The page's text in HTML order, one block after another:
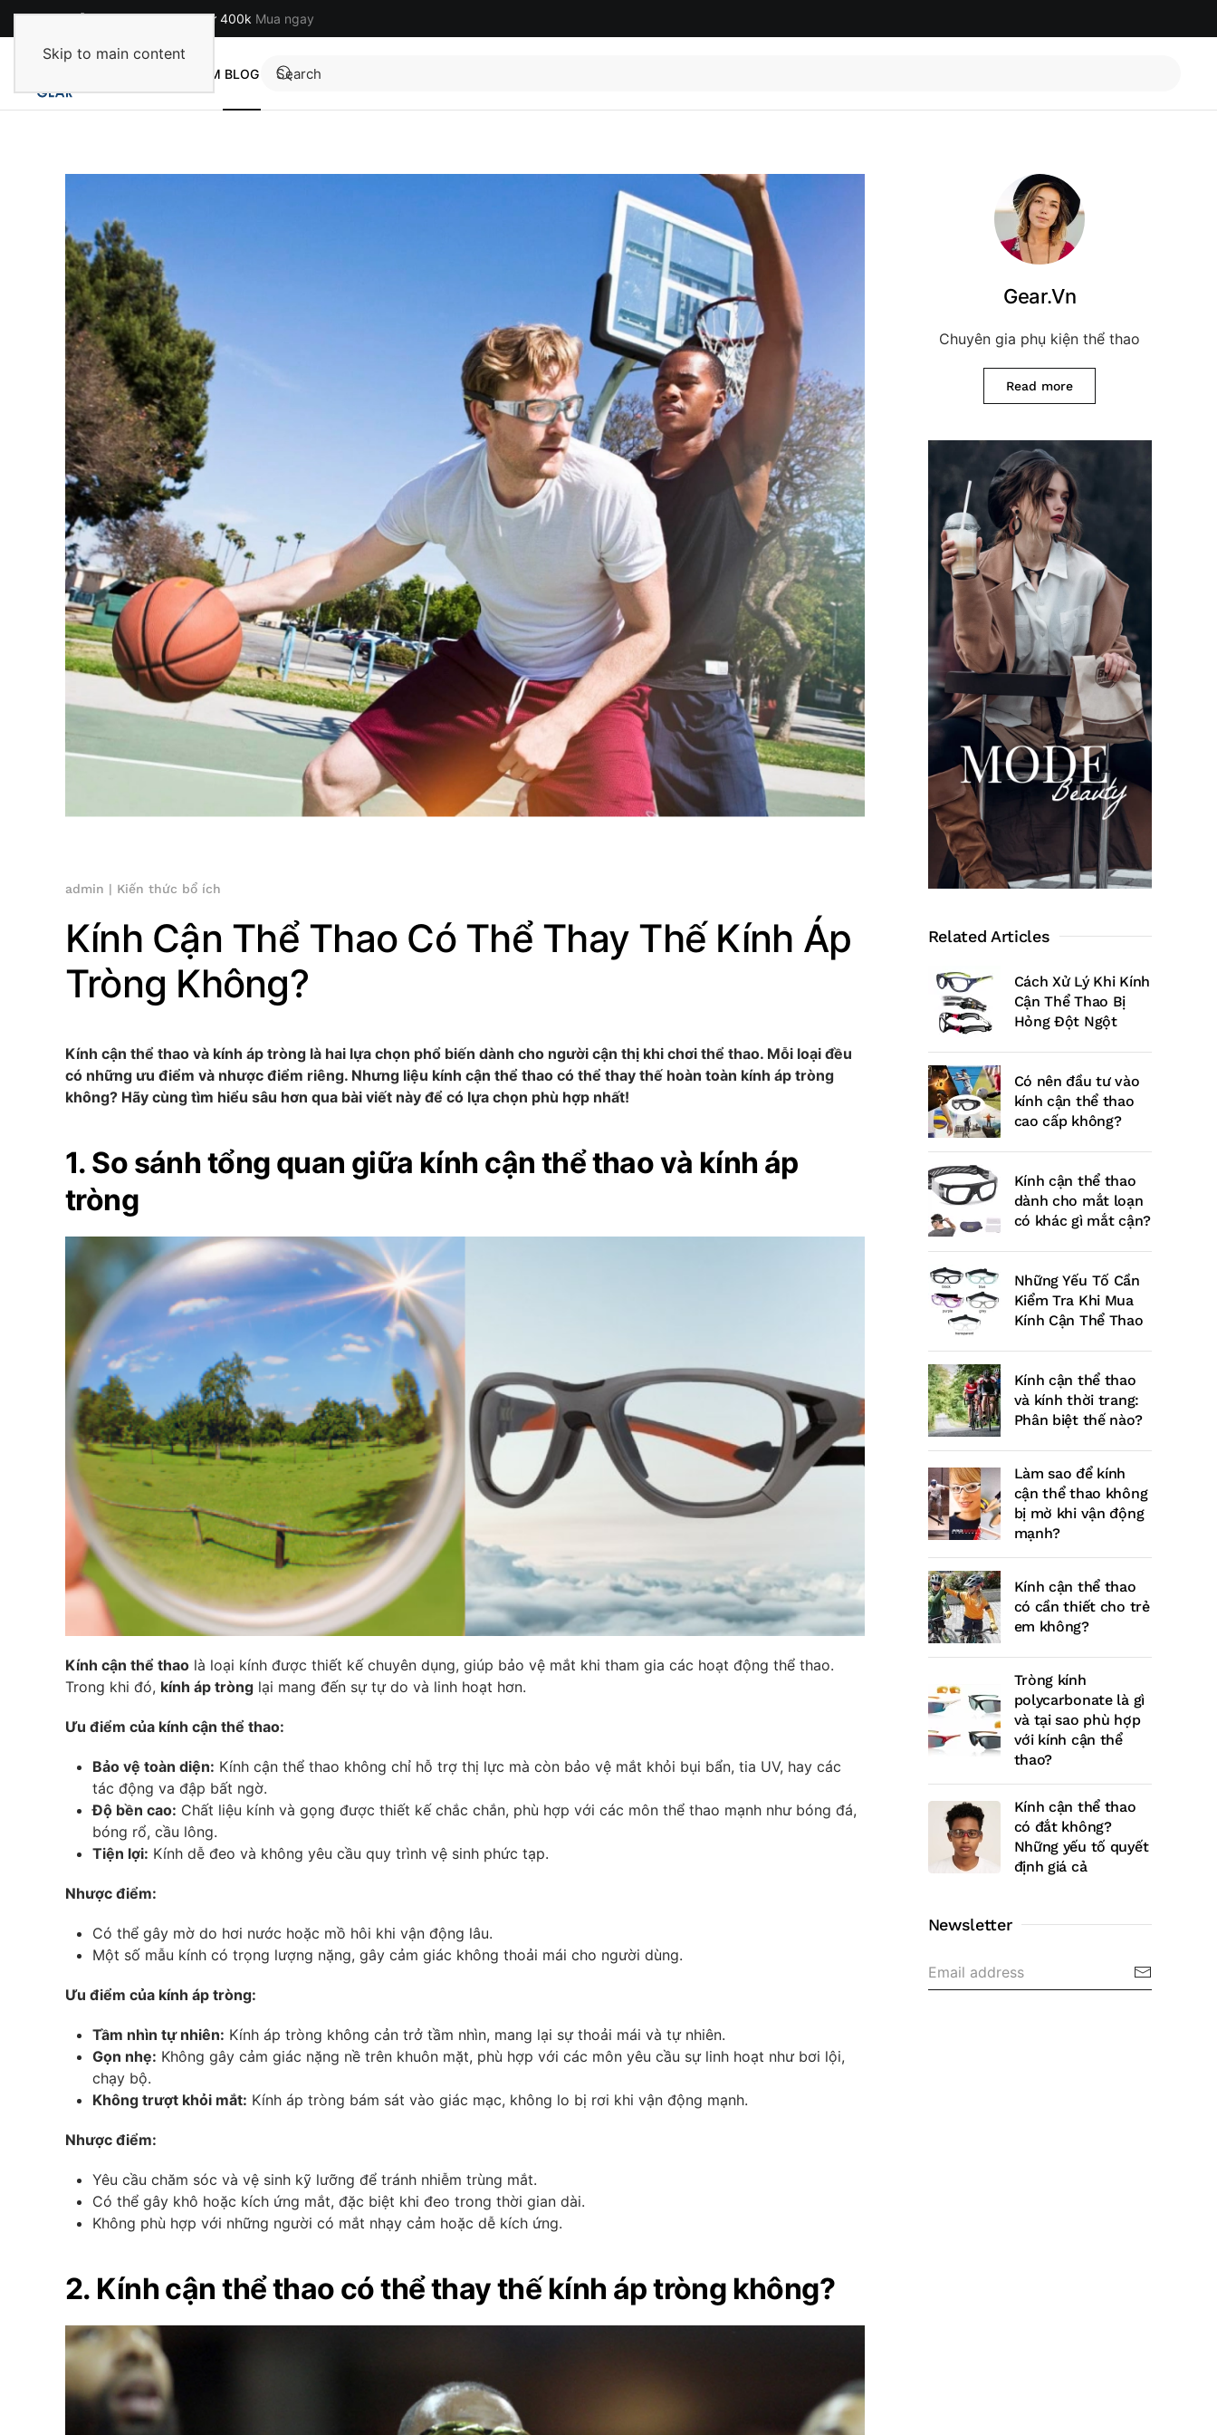
Skip to main content
Miễn phí cho đơn hàng từ 400k Mua ngay
SẢN PHẨM BLOG
admin | Kiến thức bổ ích
Kính Cận Thể Thao Có Thể Thay Thế Kính Áp
Tròng Không?
Kính cận thể thao và kính áp tròng là hai lựa chọn phổ biến dành cho người cận thị khi chơi thể thao. Mỗi loại đều
có những ưu điểm và nhược điểm riêng. Nhưng liệu kính cận thể thao có thể thay thế hoàn toàn kính áp tròng
không? Hãy cùng tìm hiểu sâu hơn qua bài viết này để có lựa chọn phù hợp nhất!
1. So sánh tổng quan giữa kính cận thể thao và kính áp
tròng
Kính cận thể thao là loại kính được thiết kế chuyên dụng, giúp bảo vệ mắt khi tham gia các hoạt động thể thao.
Trong khi đó, kính áp tròng lại mang đến sự tự do và linh hoạt hơn.
Ưu điểm của kính cận thể thao:
Bảo vệ toàn diện: Kính cận thể thao không chỉ hỗ trợ thị lực mà còn bảo vệ mắt khỏi bụi bẩn, tia UV, hay các
tác động va đập bất ngờ.
Độ bền cao: Chất liệu kính và gọng được thiết kế chắc chắn, phù hợp với các môn thể thao mạnh như bóng đá,
bóng rổ, cầu lông.
Tiện lợi: Kính dễ đeo và không yêu cầu quy trình vệ sinh phức tạp.
Nhược điểm:
Có thể gây mờ do hơi nước hoặc mồ hôi khi vận động lâu.
Một số mẫu kính có trọng lượng nặng, gây cảm giác không thoải mái cho người dùng.
Ưu điểm của kính áp tròng:
Tầm nhìn tự nhiên: Kính áp tròng không cản trở tầm nhìn, mang lại sự thoải mái và tự nhiên.
Gọn nhẹ: Không gây cảm giác nặng nề trên khuôn mặt, phù hợp với các môn yêu cầu sự linh hoạt như bơi lội,
chạy bộ.
Không trượt khỏi mắt: Kính áp tròng bám sát vào giác mạc, không lo bị rơi khi vận động mạnh.
Nhược điểm:
Yêu cầu chăm sóc và vệ sinh kỹ lưỡng để tránh nhiễm trùng mắt.
Có thể gây khô hoặc kích ứng mắt, đặc biệt khi đeo trong thời gian dài.
Không phù hợp với những người có mắt nhạy cảm hoặc dễ kích ứng.
2. Kính cận thể thao có thể thay thế kính áp tròng không?
Gear.Vn
Chuyên gia phụ kiện thể thao
Read more
Related Articles
Cách Xử Lý Khi Kính
Cận Thể Thao Bị
Hỏng Đột Ngột
Có nên đầu tư vào
kính cận thể thao
cao cấp không?
Kính cận thể thao
dành cho mắt loạn
có khác gì mắt cận?
Những Yếu Tố Cần
Kiểm Tra Khi Mua
Kính Cận Thể Thao
Kính cận thể thao
và kính thời trang:
Phân biệt thế nào?
Làm sao để kính
cận thể thao không
bị mờ khi vận động
mạnh?
Kính cận thể thao
có cần thiết cho trẻ
em không?
Tròng kính
polycarbonate là gì
và tại sao phù hợp
với kính cận thể
thao?
Kính cận thể thao
có đắt không?
Những yếu tố quyết
định giá cả
Newsletter